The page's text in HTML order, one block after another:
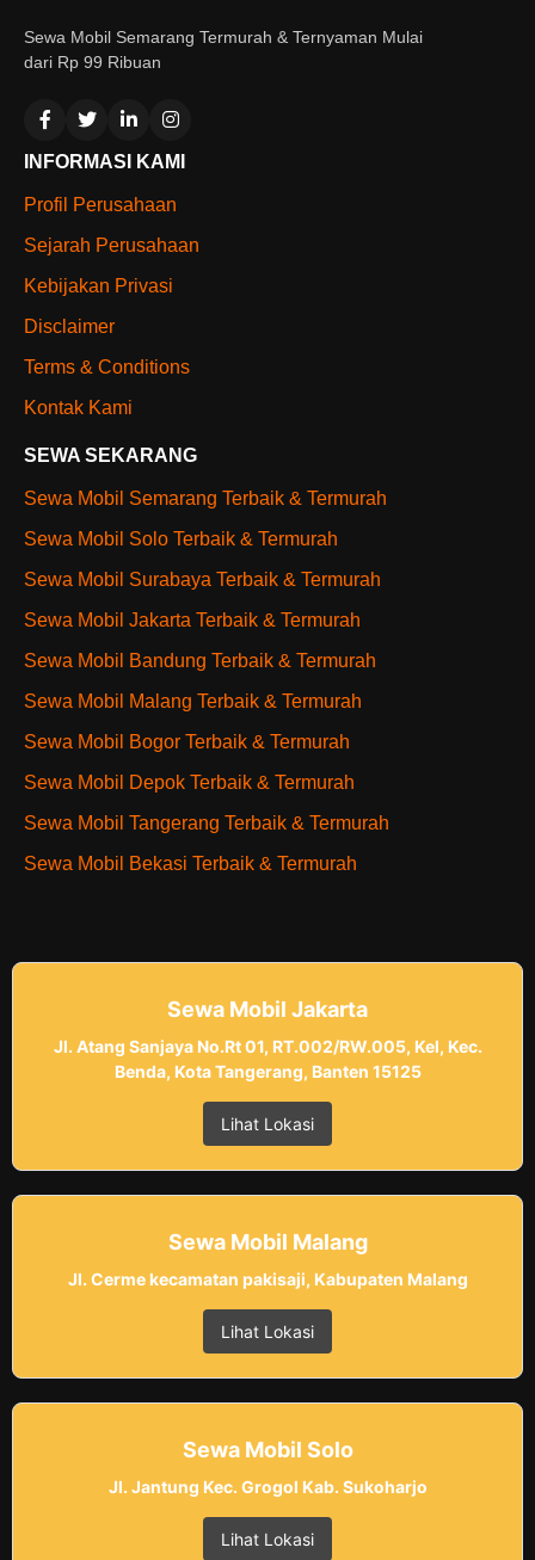
Sewa Mobil Semarang Termurah & Ternyaman Mulai
dari Rp 99 Ribuan
INFORMASI KAMI
Profil Perusahaan
Sejarah Perusahaan
Kebijakan Privasi
Disclaimer
Terms & Conditions
Kontak Kami
SEWA SEKARANG
Sewa Mobil Semarang Terbaik & Termurah
Sewa Mobil Solo Terbaik & Termurah
Sewa Mobil Surabaya Terbaik & Termurah
Sewa Mobil Jakarta Terbaik & Termurah
Sewa Mobil Bandung Terbaik & Termurah
Sewa Mobil Malang Terbaik & Termurah
Sewa Mobil Bogor Terbaik & Termurah
Sewa Mobil Depok Terbaik & Termurah
Sewa Mobil Tangerang Terbaik & Termurah
Sewa Mobil Bekasi Terbaik & Termurah
Sewa Mobil Jakarta
Jl. Atang Sanjaya No.Rt 01, RT.002/RW.005, Kel, Kec.
Benda, Kota Tangerang, Banten 15125
Lihat Lokasi
Sewa Mobil Malang
Jl. Cerme kecamatan pakisaji, Kabupaten Malang
Lihat Lokasi
Sewa Mobil Solo
Jl. Jantung Kec. Grogol Kab. Sukoharjo
Lihat Lokasi